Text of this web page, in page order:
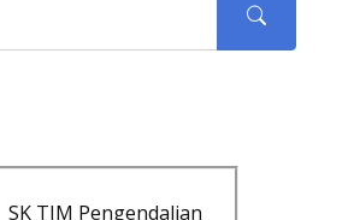
SK TIM Pengendalian